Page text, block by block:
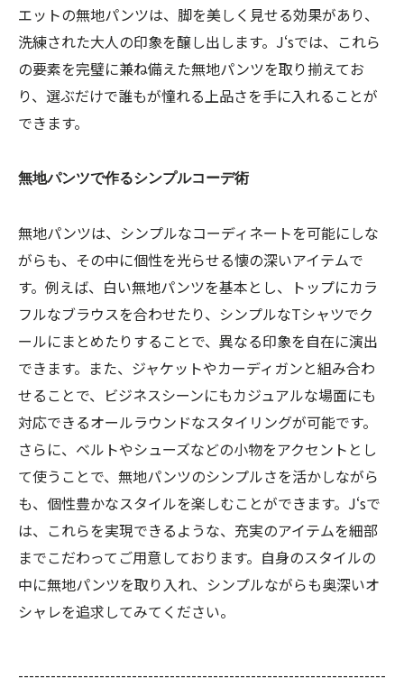
エットの無地パンツは、脚を美しく見せる効果があり、
洗練された大人の印象を醸し出します。J‘sでは、これら
の要素を完璧に兼ね備えた無地パンツを取り揃えてお
り、選ぶだけで誰もが憧れる上品さを手に入れることが
できます。
無地パンツで作るシンプルコーデ術
無地パンツは、シンプルなコーディネートを可能にしな
がらも、その中に個性を光らせる懐の深いアイテムで
す。例えば、白い無地パンツを基本とし、トップにカラ
フルなブラウスを合わせたり、シンプルなTシャツでク
ールにまとめたりすることで、異なる印象を自在に演出
できます。また、ジャケットやカーディガンと組み合わ
せることで、ビジネスシーンにもカジュアルな場面にも
対応できるオールラウンドなスタイリングが可能です。
さらに、ベルトやシューズなどの小物をアクセントとし
て使うことで、無地パンツのシンプルさを活かしながら
も、個性豊かなスタイルを楽しむことができます。J‘sで
は、これらを実現できるような、充実のアイテムを細部
までこだわってご用意しております。自身のスタイルの
中に無地パンツを取り入れ、シンプルながらも奥深いオ
シャレを追求してみてください。
--------------------------------------------------------------------